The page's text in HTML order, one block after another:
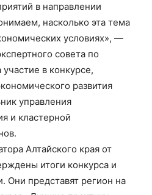
в направлении
насколько эта тема
условиях», —
совета по
в конкурсе,
развития
управления
и кластерной
Алтайского края от
итоги конкурса и
Они представят регион на